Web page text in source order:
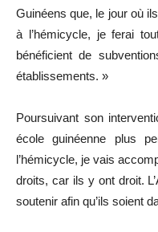
Guinéens que, le jour où
à l’hémicycle, je ferai
bénéficient de
établissements. »
Poursuivant son
école guinéenne plus
l’hémicycle, je vais
droits, car ils y ont droit.
soutenir afin qu’ils soient